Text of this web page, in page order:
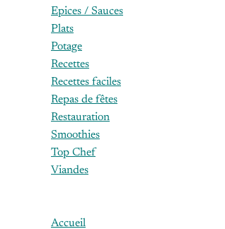
Epices / Sauces
Plats
Potage
Recettes
Recettes faciles
Repas de fêtes
Restauration
Smoothies
Top Chef
Viandes
Accueil